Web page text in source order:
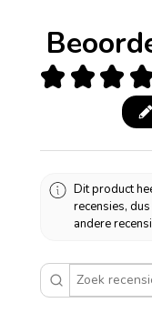
★ ★ ★ ★
Dit product
recensies,
andere